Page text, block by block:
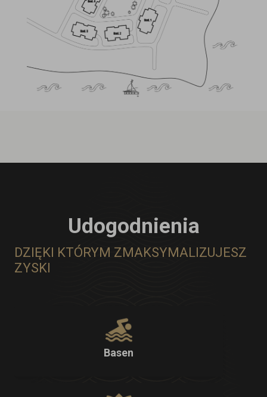
Udogodnienia
DZIĘKI KTÓRYM ZMAKSYMALIZUJESZ
ZYSKI
Basen